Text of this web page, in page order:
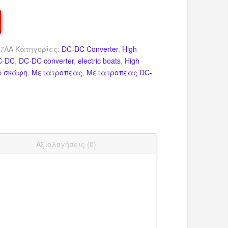
Κατηγορίες: DC-DC Converter, High
DC, DC-DC converter,electric boats, High
σκάφη, Μετατροπέας, Μετατροπέας DC-
Αξιολογήσεις (0)